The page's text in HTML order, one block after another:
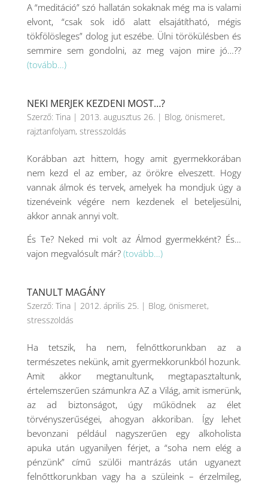
A “meditáció” szó hallatán sokaknak még ma is valami
elvont, “csak sok idő alatt elsajátítható, mégis
tökfölösleges” dolog jut eszébe. Ülni törökülésben és
semmire sem gondolni, az meg vajon mire jó…??
(tovább…)
NEKI MERJEK KEZDENI MOST…?
Szerző: Tina| 2013. augusztus 26. | Blog, önismeret,
rajztanfolyam, stresszoldás
Korábban azt hittem, hogy amit gyermekkorában
nem kezd el az ember, az örökre elveszett. Hogy
vannak álmok és tervek, amelyek ha mondjuk úgy a
tizenéveink végére nem kezdenek el beteljesülni,
akkor annak annyi volt.
És Te? Neked mi volt az Álmod gyermekként? És…
vajon megvalósult már? (tovább…)
TANULT MAGÁNY
Szerző: Tina| 2012. április 25. | Blog, önismeret,
stresszoldás
Ha tetszik, ha nem, felnőttkorunkban az a
természetes nekünk, amit gyermekkorunkból hozunk.
Amit akkor megtanultunk, megtapasztaltunk,
értelemszerűen számunkra AZ a Világ, amit ismerünk,
az ad biztonságot, úgy működnek az élet
törvényszerűségei, ahogyan akkoriban. Így lehet
bevonzani például nagyszerűen egy alkoholista
apuka után ugyanilyen férjet, a “soha nem elég a
pénzünk” című szülői mantrázás után ugyanezt
felnőttkorunkban vagy ha a szüleink – érzelmileg,